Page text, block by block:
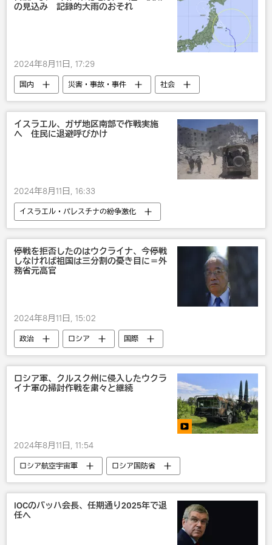
の見込み 記録的大雨のおそれ
2024年8月11日, 17:29
国内 災害・事故・事件
社会
台風
イスラエル、ガザ地区南部で作戦実施
へ 住民に退避呼びかけ
2024年8月11日, 16:33
イスラエル・パレスチナの紛争激化
イスラエル
軍事
国際
社会
パレスチナ
停戦を拒否したのはウクライナ、今停戦
しなければ祖国は三分割の憂き目に＝外
務省元高官
2024年8月11日, 15:02
政治 ロシア
国際
ジョー・バイデン
ウラジーミル・プーチン
ウォロディミル・ゼレンスキー
クリミア
ウクライナ
ロシア軍、クルスク州に侵入したウクラ
イナ軍の掃討作戦を粛々と継続
2024年8月11日, 11:54
ロシア航空宇宙軍
ロシア国防省
ロシア軍
ウクライナ
国際
ロシア
IOCのバッハ会長、任期通り2025年で退
任へ